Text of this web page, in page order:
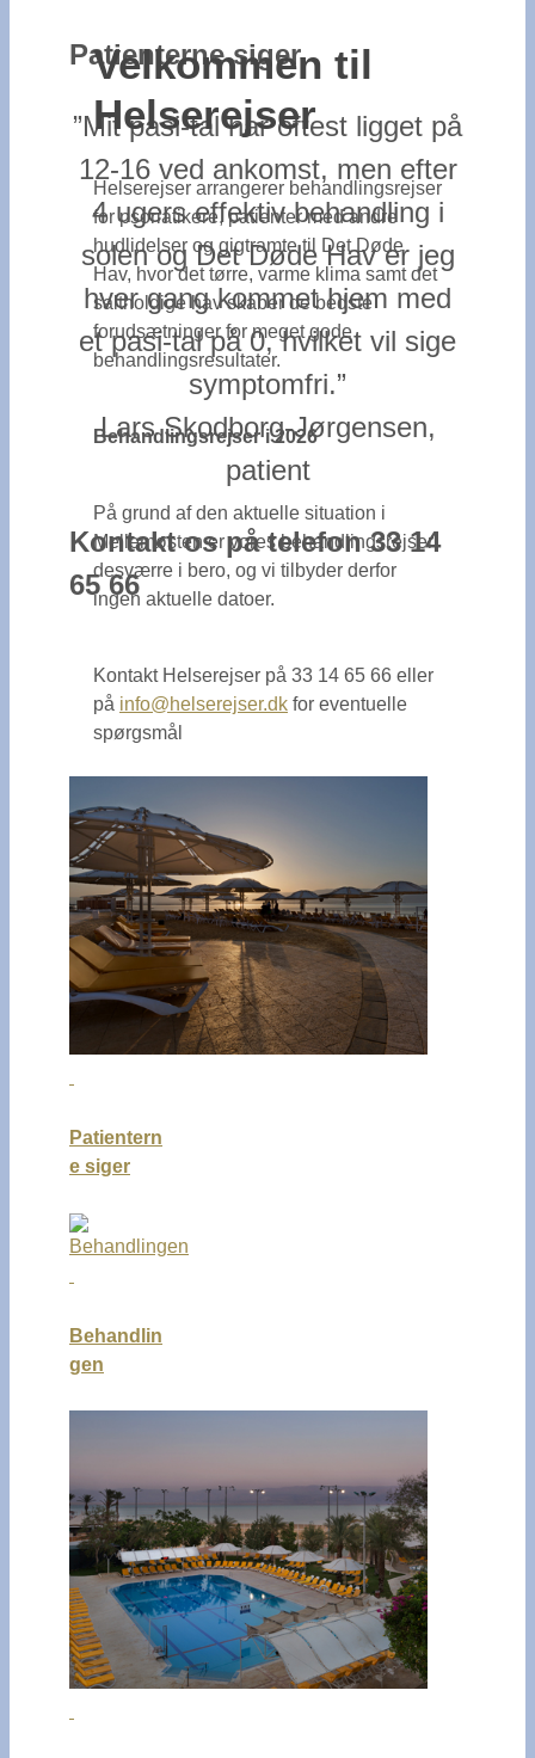
Patienterne siger
”Mit pasi-tal har oftest ligget på
12-16 ved ankomst, men efter
4 ugers effektiv behandling i
solen og Det Døde Hav er jeg
hver gang kommet hjem med
et pasi-tal på 0, hvilket vil sige
symptomfri.”
Lars Skodborg-Jørgensen,
patient
Kontakt os på telefon 33 14
65 66
Velkommen til
Helserejser
Helserejser arrangerer behandlingsrejser
for psoriatikere, patienter med andre
hudlidelser og gigtramte til Det Døde
Hav, hvor det tørre, varme klima samt det
saltholdige hav skaber de bedste
forudsætninger for meget gode
behandlingsresultater.
Behandlingsrejser i 2026
På grund af den aktuelle situation i
Mellemøsten er vores behandlingsrejser
desværre i bero, og vi tilbyder derfor
ingen aktuelle datoer.
Kontakt Helserejser på 33 14 65 66 eller
på info@helserejser.dk for eventuelle
spørgsmål
Patientern
e siger
Behandlin
gen